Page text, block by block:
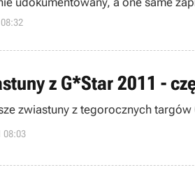
z G*Star 2011 -
zwiastuny z tegorocznych targów
08:03